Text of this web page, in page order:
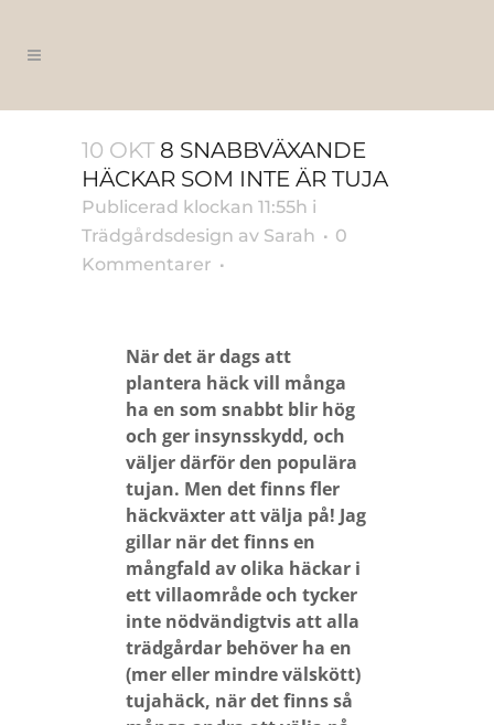
10 OKT8 SNABBVÄXANDE
HÄCKAR SOM INTE ÄR TUJA
Publicerad klockan 11:55h i
Trädgårdsdesign av Sarah
0
Kommentarer
När det är dags att
plantera häck vill många
ha en som snabbt blir hög
och ger insynsskydd, och
väljer därför den populära
tujan. Men det finns fler
häckväxter att välja på! Jag
gillar när det finns en
mångfald av olika häckar i
ett villaområde och tycker
inte nödvändigtvis att alla
trädgårdar behöver ha en
(mer eller mindre välskött)
tujahäck, när det finns så